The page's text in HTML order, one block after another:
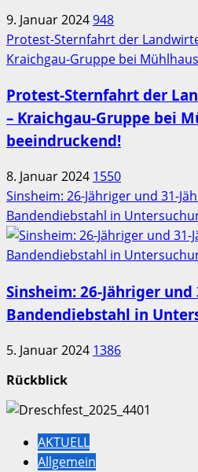
9. Januar 2024948
Protest-Sternfahrt der
Kraichgau-Gruppe bei
Protest-Sternfahrt der
– Kraichgau-Gruppe bei
beeindruckend!
8. Januar 2024 1550
Sinsheim: 26-Jähriger und 31-
Bandendiebstahl in
Sinsheim: 26-Jähriger
Bandendiebstahl in
5. Januar 2024 1386
Rückblick
AKTUELL
Allgemein